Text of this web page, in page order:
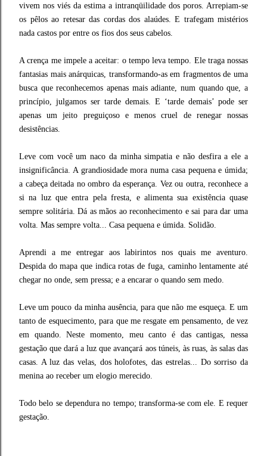
vivem nos viés da estima a intranqüilidade dos poros. Arrepiam-se
os pêlos ao retesar das cordas dos alaúdes. E trafegam mistérios
nada castos por entre os fios dos seus cabelos.
A crença me impele a aceitar: o tempo leva tempo. Ele traga nossas
fantasias mais anárquicas, transformando-as em fragmentos de uma
busca que reconhecemos apenas mais adiante, num quando que, a
princípio, julgamos ser tarde demais. E ‘tarde demais’ pode ser
apenas um jeito preguiçoso e menos cruel de renegar nossas
desistências.
Leve com você um naco da minha simpatia e não desfira a ele a
insignificância. A grandiosidade mora numa casa pequena e úmida;
a cabeça deitada no ombro da esperança. Vez ou outra, reconhece a
si na luz que entra pela fresta, e alimenta sua existência quase
sempre solitária. Dá as mãos ao reconhecimento e sai para dar uma
volta. Mas sempre volta... Casa pequena e úmida. Solidão.
Aprendi a me entregar aos labirintos nos quais me aventuro.
Despida do mapa que indica rotas de fuga, caminho lentamente até
chegar no onde, sem pressa; e a encarar o quando sem medo.
Leve um pouco da minha ausência, para que não me esqueça. E um
tanto de esquecimento, para que me resgate em pensamento, de vez
em quando. Neste momento, meu canto é das cantigas, nessa
gestação que dará a luz que avançará aos túneis, às ruas, às salas das
casas. A luz das velas, dos holofotes, das estrelas... Do sorriso da
menina ao receber um elogio merecido.
Todo belo se dependura no tempo; transforma-se com ele. E requer
gestação.